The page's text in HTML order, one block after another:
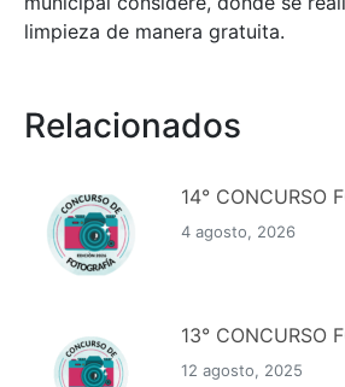
limpieza de manera gratuita.
Relacionados
14° CONCURSO
4 agosto, 2026
13° CONCURSO
12 agosto, 2025